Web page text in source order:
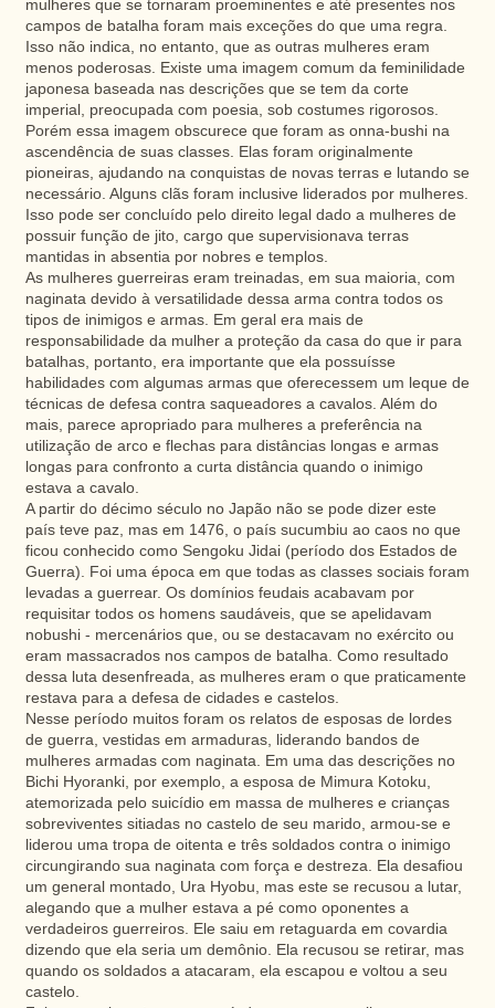
mulheres que se tornaram proeminentes e até presentes nos
campos de batalha foram mais exceções do que uma regra.
Isso não indica, no entanto, que as outras mulheres eram
menos poderosas. Existe uma imagem comum da feminilidade
japonesa baseada nas descrições que se tem da corte
imperial, preocupada com poesia, sob costumes rigorosos.
Porém essa imagem obscurece que foram as onna-bushi na
ascendência de suas classes. Elas foram originalmente
pioneiras, ajudando na conquistas de novas terras e lutando se
necessário. Alguns clãs foram inclusive liderados por mulheres.
Isso pode ser concluído pelo direito legal dado a mulheres de
possuir função de jito, cargo que supervisionava terras
mantidas in absentia por nobres e templos.
As mulheres guerreiras eram treinadas, em sua maioria, com
naginata devido à versatilidade dessa arma contra todos os
tipos de inimigos e armas. Em geral era mais de
responsabilidade da mulher a proteção da casa do que ir para
batalhas, portanto, era importante que ela possuísse
habilidades com algumas armas que oferecessem um leque de
técnicas de defesa contra saqueadores a cavalos. Além do
mais, parece apropriado para mulheres a preferência na
utilização de arco e flechas para distâncias longas e armas
longas para confronto a curta distância quando o inimigo
estava a cavalo.
A partir do décimo século no Japão não se pode dizer este
país teve paz, mas em 1476, o país sucumbiu ao caos no que
ficou conhecido como Sengoku Jidai (período dos Estados de
Guerra). Foi uma época em que todas as classes sociais foram
levadas a guerrear. Os domínios feudais acabavam por
requisitar todos os homens saudáveis, que se apelidavam
nobushi - mercenários que, ou se destacavam no exército ou
eram massacrados nos campos de batalha. Como resultado
dessa luta desenfreada, as mulheres eram o que praticamente
restava para a defesa de cidades e castelos.
Nesse período muitos foram os relatos de esposas de lordes
de guerra, vestidas em armaduras, liderando bandos de
mulheres armadas com naginata. Em uma das descrições no
Bichi Hyoranki, por exemplo, a esposa de Mimura Kotoku,
atemorizada pelo suicídio em massa de mulheres e crianças
sobreviventes sitiadas no castelo de seu marido, armou-se e
liderou uma tropa de oitenta e três soldados contra o inimigo
circungirando sua naginata com força e destreza. Ela desafiou
um general montado, Ura Hyobu, mas este se recusou a lutar,
alegando que a mulher estava a pé como oponentes a
verdadeiros guerreiros. Ele saiu em retaguarda em covardia
dizendo que ela seria um demônio. Ela recusou se retirar, mas
quando os soldados a atacaram, ela escapou e voltou a seu
castelo.